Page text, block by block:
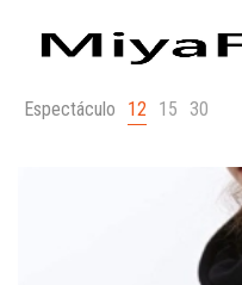
Espectáculo 12 15 30